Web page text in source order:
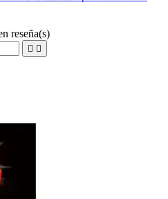
reseña(s)
 